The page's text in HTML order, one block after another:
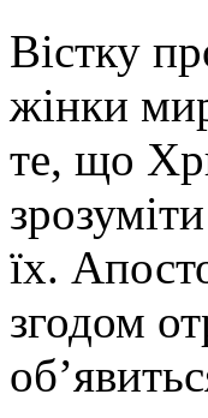
Вістку
жінки
те, що
їх.
згодом